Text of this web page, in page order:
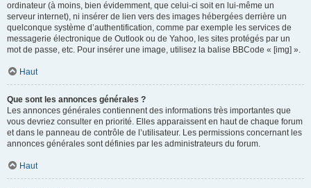
ordinateur (à moins, bien évidemment, que celui-ci soit en lui-même un
serveur internet), ni insérer de lien vers des images hébergées derrière un
quelconque système d’authentification, comme par exemple les services de
messagerie électronique de Outlook ou de Yahoo, les sites protégés par un
mot de passe, etc. Pour insérer une image, utilisez la balise BBCode « [img] ».
Haut
Que sont les annonces générales ?
Les annonces générales contiennent des informations très importantes que
vous devriez consulter en priorité. Elles apparaissent en haut de chaque forum
et dans le panneau de contrôle de l’utilisateur. Les permissions concernant les
annonces générales sont définies par les administrateurs du forum.
Haut